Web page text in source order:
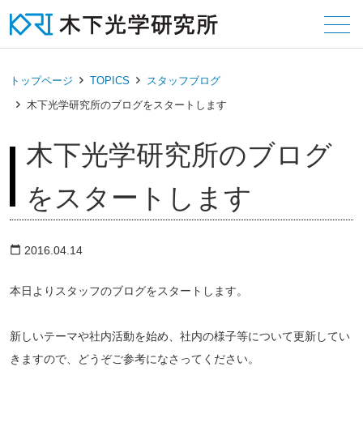
トップページ TOPICS
スタッフブログ
木下光学研究所のブログをスタートします
木下光学研究所のブログ
をスタートします
calendar_today 2016.04.14
本日よりスタッフのブログをスタートします。
新しいテーマや社内活動を始め、社内の様子等について更新してい
きますので、どうぞご参考になさってください。